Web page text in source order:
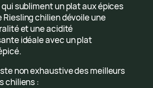
subliment un plat aux épices
Riesling chilien dévoile une
et une acidité
idéale avec un plat
non exhaustive des meilleurs
chiliens :